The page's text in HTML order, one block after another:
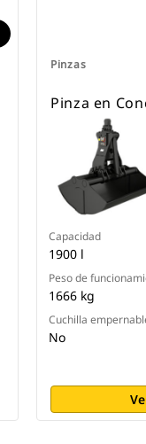
Pinzas
Pinza en
Capacidad
1900 l
Peso de
1666 kg
Cuchilla
No